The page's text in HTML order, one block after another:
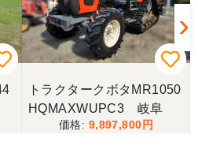
ぎる
よく、大変、満足、です。
トラクタークボタMR1050
HQMAXWUPC3 岐阜
9,897,800